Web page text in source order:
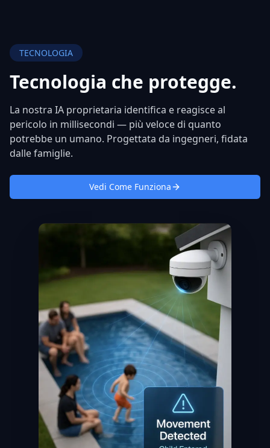
TECNOLOGIA
Tecnologia che protegge.
La nostra IA proprietaria identifica e reagisce al
pericolo in millisecondi — più veloce di quanto
potrebbe un umano. Progettata da ingegneri, fidata
dalle famiglie.
Vedi Come Funziona